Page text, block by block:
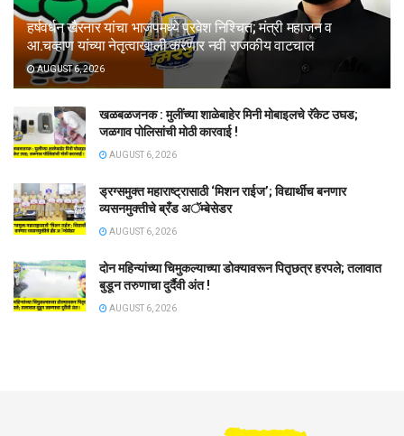
हर्षवर्धन खैरनार यांचा भाजपमध्ये प्रवेश निश्चित; मंत्री महाजन व
आ.चव्हाण यांच्या नेतृत्वाखाली करणार नवी राजकीय वाटचाल
AUGUST 6, 2026
खळबळजनक : मुलींच्या शाळेबाहेर मिनी मोबाइलचे रॅकेट उघड;
जळगाव पोलिसांची मोठी कारवाई !
AUGUST 6, 2026
ड्रग्समुक्त महाराष्ट्रासाठी ‘मिशन राईज’; विद्यार्थीच बनणार
व्यसनमुक्तीचे ब्रँड अॅम्बेसेडर
AUGUST 6, 2026
दोन महिन्यांच्या चिमुकल्याच्या डोक्यावरून पितृछत्र हरपले; तलावात
बुडून तरुणाचा दुर्दैवी अंत !
AUGUST 6, 2026